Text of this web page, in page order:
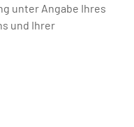
unter Angabe Ihres
und Ihrer